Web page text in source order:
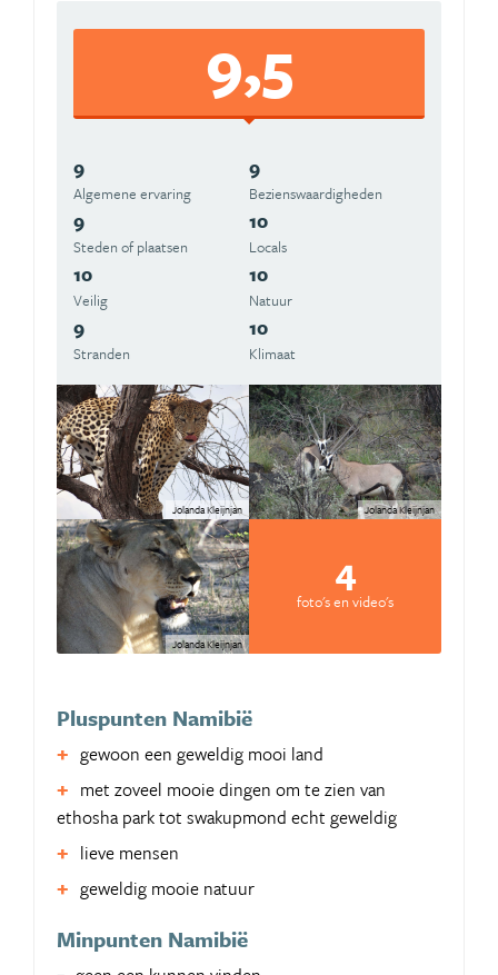
9,5
9
Algemene ervaring
9
Beziens­waardigheden
9
Steden of plaatsen
10
Locals
10
Veilig
10
Natuur
9
Stranden
10
Klimaat
Jolanda Kleijnjan Jolanda Kleijnjan
Jolanda Kleijnjan
4
foto's en video's
Pluspunten Namibië
gewoon een geweldig mooi land
met zoveel mooie dingen om te zien van
ethosha park tot swakupmond echt geweldig
lieve mensen
geweldig mooie natuur
Minpunten Namibië